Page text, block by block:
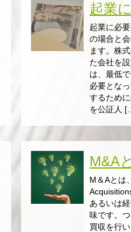
起業
起業に必
の場合と
ます。株
た会社を
は、最低
必要とな
するため
を公証人
M&A
M＆Aとは
あるいは
味です。
買収を行